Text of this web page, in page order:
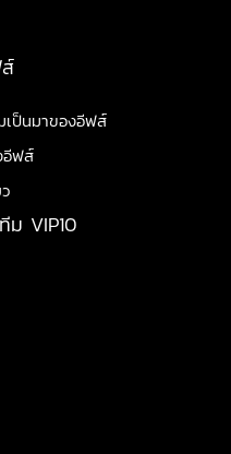
เป็นมาของอีฟส์
อีฟส์
ม VIP10